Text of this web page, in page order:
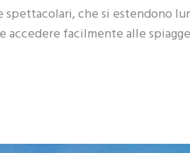
spettacolari, che si estendono
accedere facilmente alle